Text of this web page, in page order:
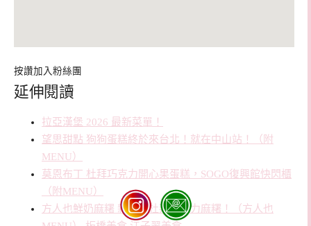
按讚加入粉絲團
延伸閱讀
拉亞漢堡 2026 最新菜單！
望思甜點 狗狗蛋糕終於來台北！就在中山站！（附
MENU）
莫恩布丁 杜拜巧克力開心果蛋糕，SOGO復興館快閃櫃
（附MENU）
方人也鮮奶麻糬 新推出杜拜巧克力麻糬！（方人也